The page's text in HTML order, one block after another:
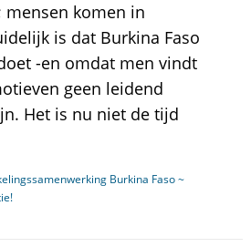
mensen komen in
is dat Burkina Faso
-en omdat men vindt
geen leidend
Het is nu niet de tijd
Burkina Faso ~